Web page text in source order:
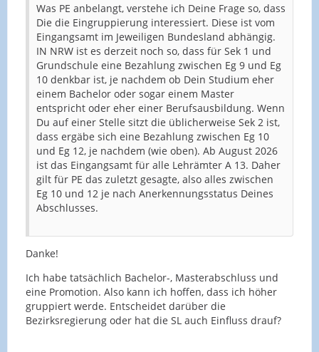
Was PE anbelangt, verstehe ich Deine Frage so, dass
Die die Eingruppierung interessiert. Diese ist vom
Eingangsamt im Jeweiligen Bundesland abhängig.
IN NRW ist es derzeit noch so, dass für Sek 1 und
Grundschule eine Bezahlung zwischen Eg 9 und Eg
10 denkbar ist, je nachdem ob Dein Studium eher
einem Bachelor oder sogar einem Master
entspricht oder eher einer Berufsausbildung. Wenn
Du auf einer Stelle sitzt die üblicherweise Sek 2 ist,
dass ergäbe sich eine Bezahlung zwischen Eg 10
und Eg 12, je nachdem (wie oben). Ab August 2026
ist das Eingangsamt für alle Lehrämter A 13. Daher
gilt für PE das zuletzt gesagte, also alles zwischen
Eg 10 und 12 je nach Anerkennungsstatus Deines
Abschlusses.
Danke!
Ich habe tatsächlich Bachelor-, Masterabschluss und
eine Promotion. Also kann ich hoffen, dass ich höher
gruppiert werde. Entscheidet darüber die
Bezirksregierung oder hat die SL auch Einfluss drauf?